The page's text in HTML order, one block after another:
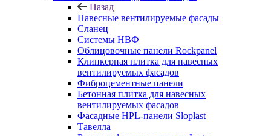
Назад
Навесные вентилируемые фасады
Сланец
Системы НВФ
Облицовочные панели Rockpanel
Клинкерная плитка для навесных
вентилируемых фасадов
Фиброцементные панели
Бетонная плитка для навесных
вентилируемых фасадов
Фасадные HPL-панели Sloplast
Тавелла